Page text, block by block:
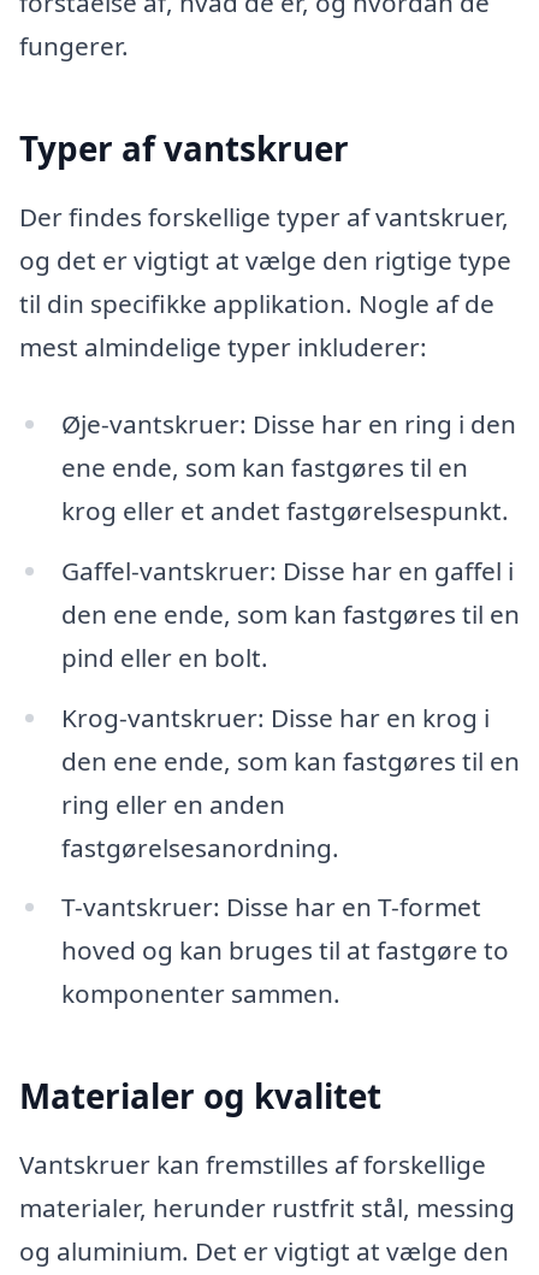
fungerer.
Typer af vantskruer
Der findes forskellige typer af vantskruer,
og det er vigtigt at vælge den rigtige type
til din specifikke applikation. Nogle af de
mest almindelige typer inkluderer:
Øje-vantskruer: Disse har en ring i den
ene ende, som kan fastgøres til en
krog eller et andet fastgørelsespunkt.
Gaffel-vantskruer: Disse har en gaffel i
den ene ende, som kan fastgøres til en
pind eller en bolt.
Krog-vantskruer: Disse har en krog i
den ene ende, som kan fastgøres til en
ring eller en anden
fastgørelsesanordning.
T-vantskruer: Disse har en T-formet
hoved og kan bruges til at fastgøre to
komponenter sammen.
Materialer og kvalitet
Vantskruer kan fremstilles af forskellige
materialer, herunder rustfrit stål, messing
og aluminium. Det er vigtigt at vælge den